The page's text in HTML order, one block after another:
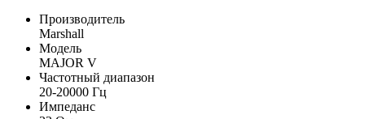
Производитель
Marshall
Модель
MAJOR V
Частотный диапазон
20-20000 Гц
Импеданс